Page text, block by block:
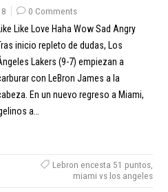
0 Comments
Like Love Haha Wow Sad Angry
inicio repleto de dudas, Los
Lakers (9-7) empiezan a
con LeBron James a la
En un nuevo regreso a Miami,
a…
Lebron encesta 51 puntos,
miami vs los angeles